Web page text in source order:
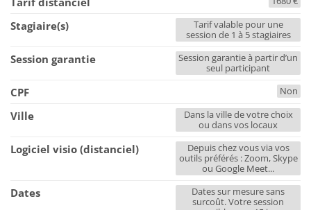
Stagiaire(s)
Tarif valable pour une
session de 1 à 5 stagiaires
Session garantie
Session garantie à partir d’un
seul participant
CPF Non
Ville
Dans la ville de votre choix
ou dans vos locaux
Logiciel visio (distanciel)
Depuis chez vous via vos
outils préférés : Zoom, Skype
ou Google Meet...
Dates
Dates sur mesure sans
surcoût. Votre session